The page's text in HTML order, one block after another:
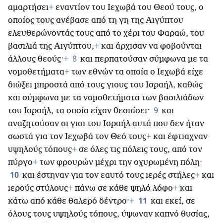
αμαρτήσει+ εναντίον του Ιεχωβά του Θεού τους, ο
οποίος τους ανέβασε από τη γη της Αιγύπτου
ελευθερώνοντάς τους από το χέρι του Φαραώ, του
βασιλιά της Αιγύπτου,+ και άρχισαν να φοβούνται
άλλους θεούς·+ 8 και περπατούσαν σύμφωνα με τα
νομοθετήματα+ των εθνών τα οποία ο Ιεχωβά είχε
διώξει μπροστά από τους γιους του Ισραήλ, καθώς
και σύμφωνα με τα νομοθετήματα των βασιλιάδων
του Ισραήλ, τα οποία είχαν θεσπίσει· 9 και
αναζητούσαν οι γιοι του Ισραήλ αυτά που δεν ήταν
σωστά για τον Ιεχωβά τον Θεό τους+ και έφτιαχναν
υψηλούς τόπους+ σε όλες τις πόλεις τους, από τον
πύργο+ των φρουρών μέχρι την οχυρωμένη πόλη·
10 και έστηναν για τον εαυτό τους ιερές στήλες+ και
ιερούς στύλους+ πάνω σε κάθε ψηλό λόφο+ και
κάτω από κάθε θαλερό δέντρο·+ 11 και εκεί, σε
όλους τους υψηλούς τόπους, ύψωναν καπνό θυσίας,